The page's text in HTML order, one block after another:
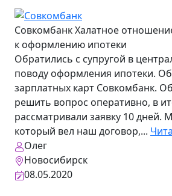
СовкомбанкХалатное
к оформлению ипотеки
Обратились с супругой в
поводу оформления ипотеки.
зарплатных карт Совкомбанк.
решить вопрос оперативно, в
рассматривали заявку 10 дней.
который вел наш договор,...
Олег
Новосибирск
08.05.2020